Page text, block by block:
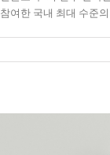
참여한 국내 최대 수준